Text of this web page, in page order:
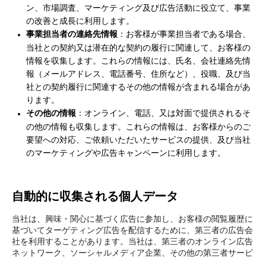
ン、市場調査、マーケティング及び広告活動に役立て、事業
の改善と成長に利用します。
事業担当者の連絡先情報 ：お客様が事業担当者である場合、
当社との契約又は潜在的な契約の履行に関連して、お客様の
情報を収集します。これらの情報には、氏名、会社連絡先情
報（メールアドレス、電話番号、住所など）、役職、及び当
社との契約履行に関連するその他の情報が含まれる場合があ
ります。
その他の情報 ：オンライン、電話、又は対面で提供されるそ
の他の情報も収集します。これらの情報は、お客様からのご
要望への対応、ご依頼いただいたサービスの提供、及び当社
のマーケティングや広告キャンペーンに利用します。
自動的に収集される個人データ
当社は、興味・関心に基づく広告に参加し、お客様の閲覧履歴に
基づいてターゲティング広告を配信するために、第三者の広告会
社を利用することがあります。当社は、第三者のオンライン広告
ネットワーク、ソーシャルメディア企業、その他の第三者サービ